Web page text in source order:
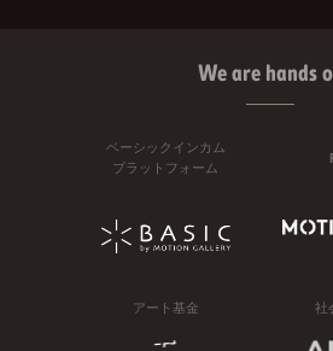
We are hands
ベーシックインカム
プラットフォーム
アート基金 社